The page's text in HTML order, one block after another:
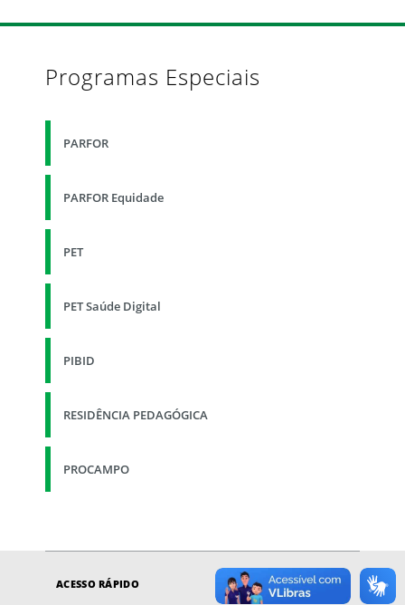
Programas Especiais
PARFOR
PARFOR Equidade
PET
PET Saúde Digital
PIBID
RESIDÊNCIA PEDAGÓGICA
PROCAMPO
ACESSO RÁPIDO